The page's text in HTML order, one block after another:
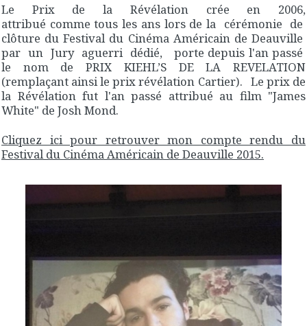
Le Prix de la Révélation crée en 2006,
attribué comme tous les ans lors de la cérémonie de
clôture du Festival du Cinéma Américain de Deauville
par un Jury aguerri dédié, porte depuis l'an passé
le nom de PRIX KIEHL’S DE LA REVELATION
(remplaçant ainsi le prix révélation Cartier). Le prix de
la Révélation fut l'an passé attribué au film "James
White" de Josh Mond.
Cliquez ici pour retrouver mon compte rendu du
Festival du Cinéma Américain de Deauville 2015.